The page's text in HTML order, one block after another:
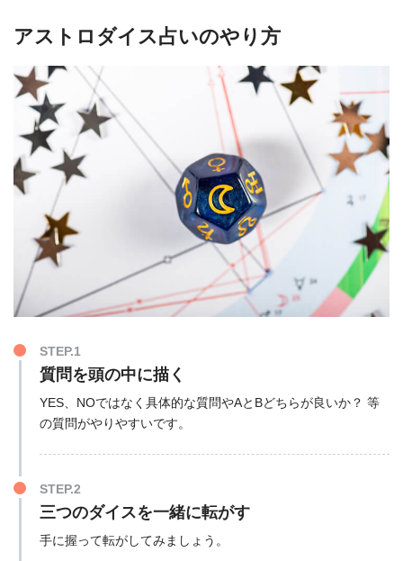
アストロダイス占いのやり方
STEP.1
質問を頭の中に描く
YES、NOではなく具体的な質問やAとBどちらが良いか？ 等
の質問がやりやすいです。
STEP.2
三つのダイスを一緒に転がす
手に握って転がしてみましょう。